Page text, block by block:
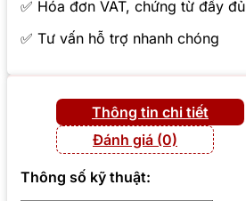
✅ Hóa đơn VAT, chứng từ đầy đủ
✅ Tư vấn hỗ trợ nhanh chóng
Thông tin chi tiết
Đánh giá (0)
Thông số kỹ thuật: